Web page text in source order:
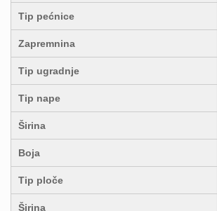
Tip pećnice
Zapremnina
Tip ugradnje
Tip nape
Širina
Boja
Tip ploče
Širina